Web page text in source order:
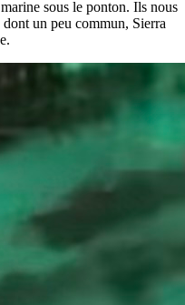
sous le ponton. Ils nous
un peu commun, Sierra